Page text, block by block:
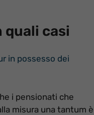
quali casi
in possesso dei
i pensionati che
misura una tantum è